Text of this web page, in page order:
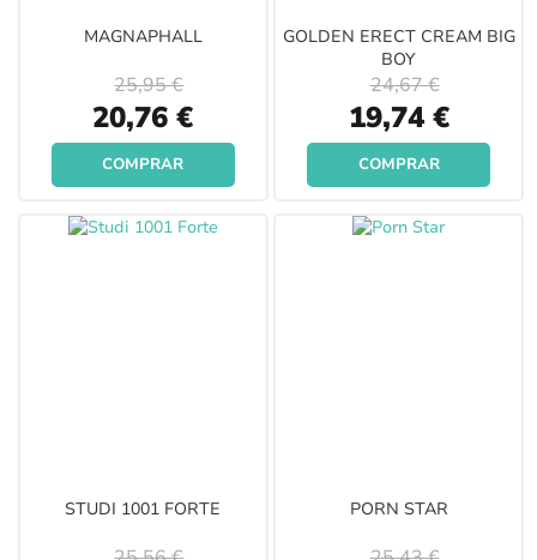
MAGNAPHALL
Special
Price
20,76 €
25,95 €
COMPRAR
GOLDEN ERECT CREAM BIG
BOY
Special
Price
19,74 €
24,67 €
COMPRAR
STUDI 1001 FORTE PORN STAR